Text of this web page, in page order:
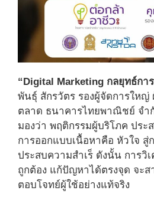
“Digital Marketing กลยุทธ์กา
พันธุ์ สักรวัตร รองผู้จัดการใหญ่
ตลาด ธนาคารไทยพาณิชย์ จ
มองว่า พฤติกรรมผู้บริโภค ปร
การออกแบบเนื้อหาคือ หัวใจ สู่
ประสบความสำเร็ ดังนั้น การวิ
ถูกต้อง แก้ปัญหาได้ตรงจุด จะส
ตอบโจทย์ผู้ใช้อย่างแท้จริง